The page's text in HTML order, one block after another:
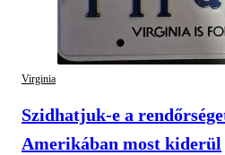
Virginia
Szidhatjuk-e a
Amerikában most kiderül